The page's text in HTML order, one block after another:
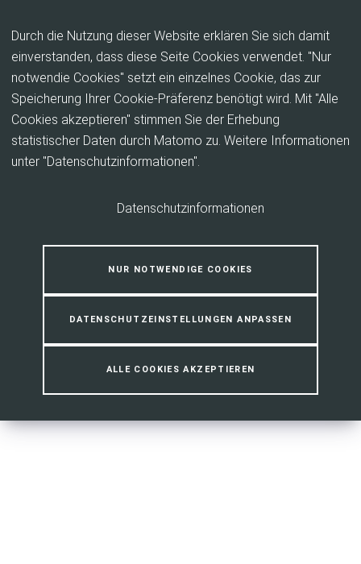
Durch die Nutzung dieser Website erklären Sie sich damit
einverstanden, dass diese Seite Cookies verwendet. "Nur
notwendie Cookies" setzt ein einzelnes Cookie, das zur
Speicherung Ihrer Cookie-Präferenz benötigt wird. Mit "Alle
Cookies akzeptieren" stimmen Sie der Erhebung
statistischer Daten durch Matomo zu. Weitere Informationen
unter "Datenschutzinformationen".
Datenschutzinformationen
NUR NOTWENDIGE COOKIES
DATENSCHUTZEINSTELLUNGEN ANPASSEN
ALLE COOKIES AKZEPTIEREN
Insektenunterschlupf –
Bauanleitung